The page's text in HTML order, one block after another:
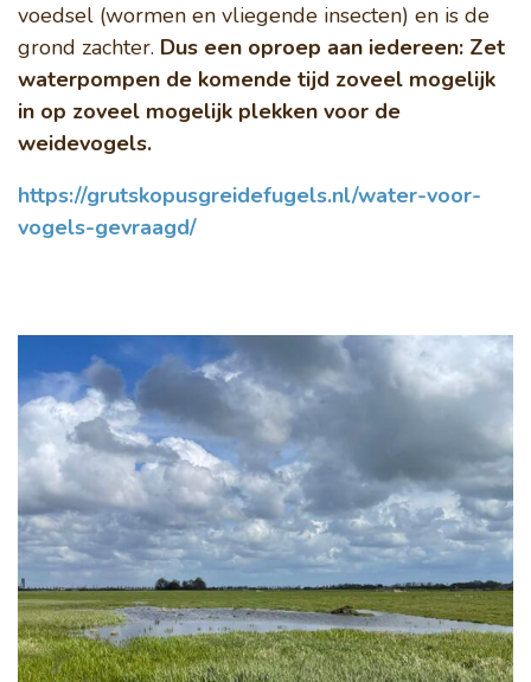
Lid worden
voedsel (wormen en vliegende insecten) en is de
grond zachter. Dus een oproep aan iedereen: Zet
waterpompen de komende tijd zoveel mogelijk
in op zoveel mogelijk plekken voor de
weidevogels.
https://grutskopusgreidefugels.nl/water-voor-
vogels-gevraagd/